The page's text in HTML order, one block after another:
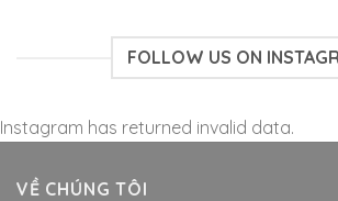
FOLLOW US ON
Instagram has returned invalid data.
VỀ CHÚNG TÔI